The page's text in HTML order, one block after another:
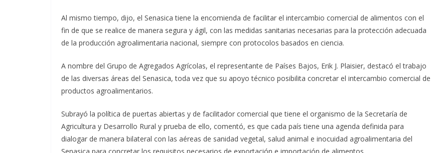
Al mismo tiempo, dijo, el Senasica tiene la encomienda de facilitar el intercambio comercial de alimentos con el
fin de que se realice de manera segura y ágil, con las medidas sanitarias necesarias para la protección adecuada
de la producción agroalimentaria nacional, siempre con protocolos basados en ciencia.
A nombre del Grupo de Agregados Agrícolas, el representante de Países Bajos, Erik J. Plaisier, destacó el trabajo
de las diversas áreas del Senasica, toda vez que su apoyo técnico posibilita concretar el intercambio comercial de
productos agroalimentarios.
Subrayó la política de puertas abiertas y de facilitador comercial que tiene el organismo de la Secretaría de
Agricultura y Desarrollo Rural y prueba de ello, comentó, es que cada país tiene una agenda definida para
dialogar de manera bilateral con las aéreas de sanidad vegetal, salud animal e inocuidad agroalimentaria del